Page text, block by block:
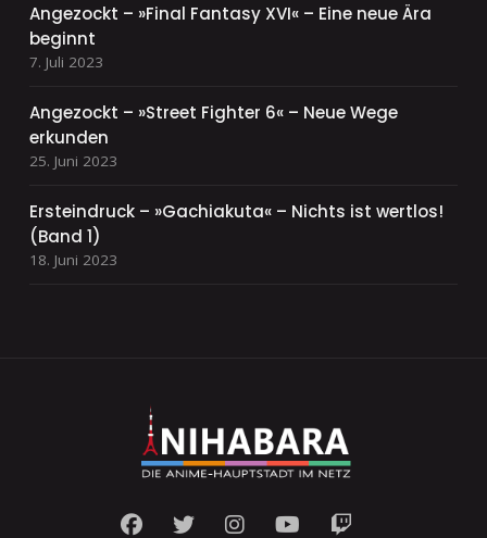
Angezockt – »Final Fantasy XVI« – Eine neue Ära
beginnt
7. Juli 2023
Angezockt – »Street Fighter 6« – Neue Wege
erkunden
25. Juni 2023
Ersteindruck – »Gachiakuta« – Nichts ist wertlos!
(Band 1)
18. Juni 2023